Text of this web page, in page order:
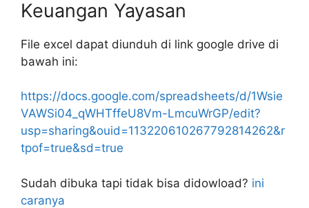
Keuangan Yayasan
File excel dapat diunduh di link google drive di
bawah ini:
https://docs.google.com/spreadsheets/d/1Wsie
VAWSi04_qWHTffeU8Vm-LmcuWrGP/edit?
usp=sharing&ouid=113220610267792814262&r
tpof=true&sd=true
Sudah dibuka tapi tidak bisa didowload? ini
caranya